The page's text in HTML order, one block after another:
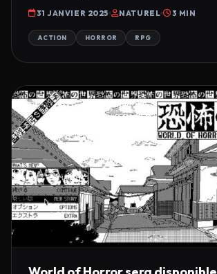
31 JANVIER 2025 NATUREL 3 MIN
ACTION HORROR RPG